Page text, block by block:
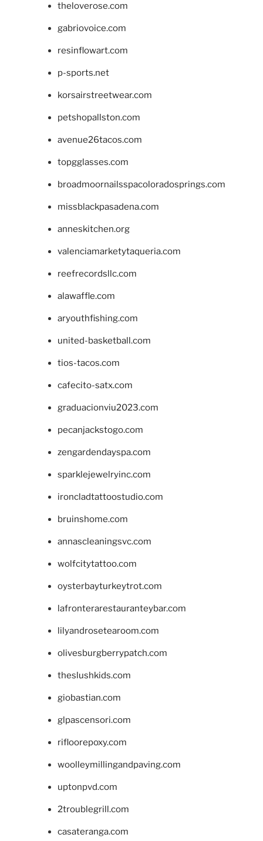
theloverose.com
gabriovoice.com
resinflowart.com
p-sports.net
korsairstreetwear.com
petshopallston.com
avenue26tacos.com
topgglasses.com
broadmoornailsspacoloradosprings.com
missblackpasadena.com
anneskitchen.org
valenciamarketytaqueria.com
reefrecordsllc.com
alawaffle.com
aryouthfishing.com
united-basketball.com
tios-tacos.com
cafecito-satx.com
graduacionviu2023.com
pecanjackstogo.com
zengardendayspa.com
sparklejewelryinc.com
ironcladtattoostudio.com
bruinshome.com
annascleaningsvc.com
wolfcitytattoo.com
oysterbayturkeytrot.com
lafronterarestauranteybar.com
lilyandrosetearoom.com
olivesburgberrypatch.com
theslushkids.com
giobastian.com
glpascensori.com
rifloorepoxy.com
woolleymillingandpaving.com
uptonpvd.com
2troublegrill.com
casateranga.com